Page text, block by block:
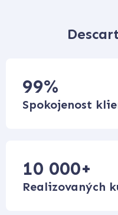
99%
Spokojenost
10 000+
Realizovaných